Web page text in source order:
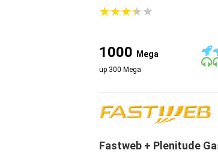
★★★★★
★★★★★
1000 Mega
up 300 Mega
Fastweb + Plenitude